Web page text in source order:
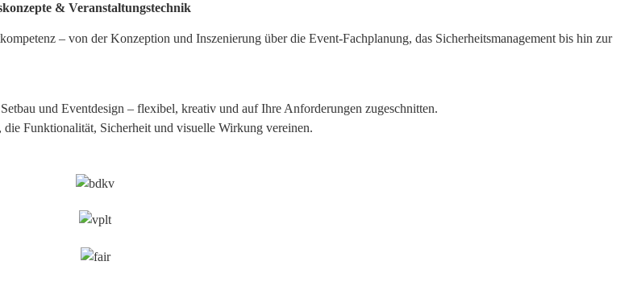
& Veranstaltungstechnik
– von der Konzeption und Inszenierung über die Event-Fachplanung, das Sicherheitsmanagement bis hin zur
und Eventdesign – flexibel, kreativ und auf Ihre Anforderungen zugeschnitten.
Funktionalität, Sicherheit und visuelle Wirkung vereinen.